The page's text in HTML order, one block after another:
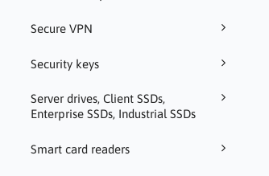
Secure VPN
Security keys
Server drives, Client SSDs,
Enterprise SSDs, Industrial SSDs
Smart card readers